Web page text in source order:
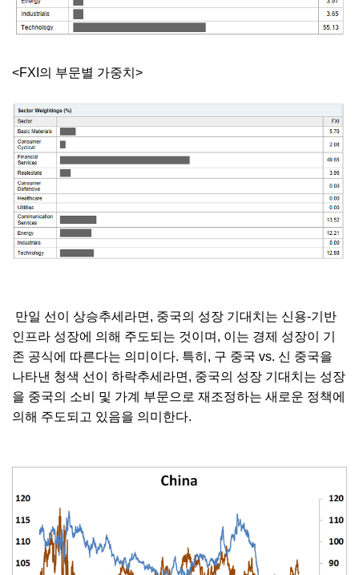
<FXI의 부문별 가중치>
만일 선이 상승추세라면, 중국의 성장 기대치는 신용-기반
인프라 성장에 의해 주도되는 것이며, 이는 경제 성장이 기
존 공식에 따른다는 의미이다. 특히, 구 중국 vs. 신 중국을
나타낸 청색 선이 하락추세라면, 중국의 성장 기대치는 성장
을 중국의 소비 및 가계 부문으로 재조정하는 새로운 정책에
의해 주도되고 있음을 의미한다.